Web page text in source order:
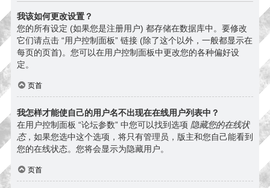
我该如何更改设置？
您的所有设定 (如果您是注册用户) 都存储在数据库中。要修改
它们请点击 “用户控制面板” 链接 (除了这个以外，一般都显示在
每页的页首)。您可以在用户控制面板中更改您的各种偏好设
定。
页首
我怎样才能使自己的用户名不出现在在线用户列表中？
在用户控制面板 “论坛参数” 中您可以找到选项 隐藏您的在线状
态，如果您选中这个选项，将只有管理员，版主和您自己能看到
您的在线状态。您将会显示为隐藏用户。
页首